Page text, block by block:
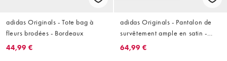
adidas Originals - Tote bag à
fleurs brodées - Bordeaux
44,99 €
adidas Originals - Pantalon de
survêtement ample en satin -
Bleu marine et blanc cassé
64,99 €